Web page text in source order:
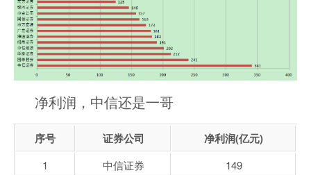
净利润，中信还是一哥
序号 证券公司 净利润(亿元)
1 中信证券
149